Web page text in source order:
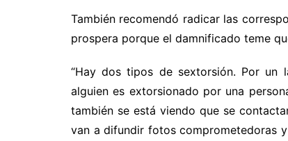
También recomendó radicar las
prospera porque el damnificado teme
“Hay dos tipos de sextorsión. Por un
alguien es extorsionado por una
también se está viendo que se
van a difundir fotos comprometedoras